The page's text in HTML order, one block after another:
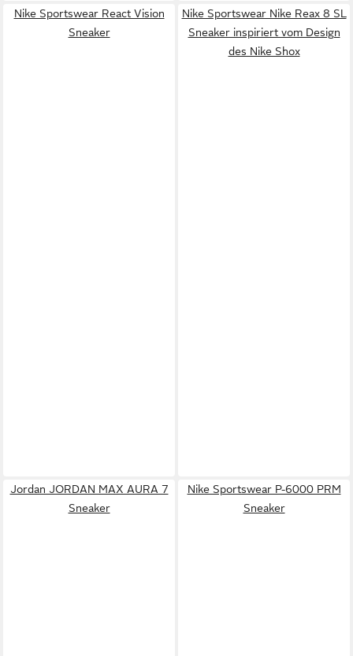
Nike Sportswear React Vision
Sneaker
Nike Sportswear Nike Reax 8 SL
Sneaker inspiriert vom Design
des Nike Shox
Jordan JORDAN MAX AURA 7
Sneaker
Nike Sportswear P-6000 PRM
Sneaker